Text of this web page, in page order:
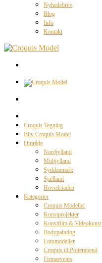
Nyhedsbrev
Blog
Info
Kontakt
Croquis Tegning
Bliv Croquis Model
Område
Nordjylland
Midtjylland
Syddanmark
Sjælland
Hovedstaden
Kategorier
Croquis Modeller
Kunstprojekter
Kunstfilm & Videokunst
Bodypainting
Fotomodeller
Croquis til Polterabend
Firmaevents